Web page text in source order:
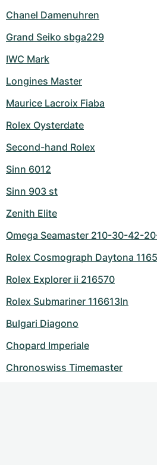
Chanel Damenuhren
Grand Seiko sbga229
IWC Mark
Longines Master
Maurice Lacroix Fiaba
Rolex Oysterdate
Second-hand Rolex
Sinn 6012
Sinn 903 st
Zenith Elite
Omega Seamaster 210-30-42-
Rolex Cosmograph Daytona
Rolex Explorer ii 216570
Rolex Submariner 116613ln
Bulgari Diagono
Chopard Imperiale
Chronoswiss Timemaster